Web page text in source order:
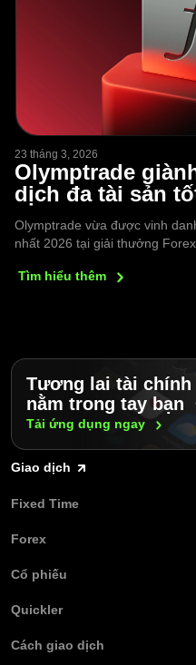
23 tháng 3, 2026
Olymptrade
dịch đa tài sản
Olymptrade vừa được vinh
nhất 2026 tại giải thưởng
Tìm hiểu thêm
Tương lai tài chính
nằm trong tay bạn
Tải ứng dụng ngay
Giao dịch
Fixed Time
Forex
Cổ phiếu
Quickler
Cách giao dịch